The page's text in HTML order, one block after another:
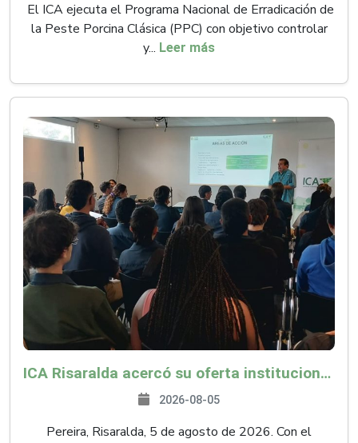
El ICA ejecuta el Programa Nacional de Erradicación de
la Peste Porcina Clásica (PPC) con objetivo controlar
y... Leer más
ICA Risaralda acercó su oferta institucional a productores y emprendedores en Expocamello
2026-08-05
Pereira, Risaralda, 5 de agosto de 2026. Con el